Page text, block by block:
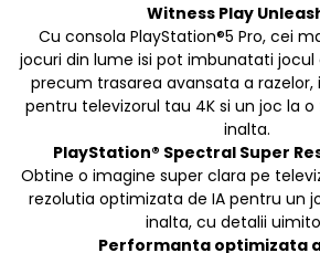
Witness Play
Cu consola PlayStation®5 Pro, cei
jocuri din lume isi pot imbunatati
precum trasarea avansata a razelor,
pentru televizorul tau 4K si un joc la
inalta.
PlayStation® Spectral Super
Obtine o imagine super clara pe
rezolutia optimizata de IA pentru un
inalta, cu detalii
Performanta optimizata